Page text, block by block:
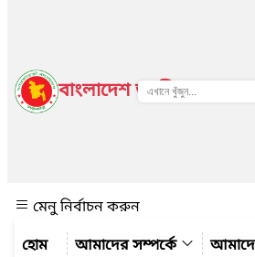
বাংলাদেশ জাতীয় তথ্য
মেনু নির্বাচন করুন
আমাদের সম্পর্কে